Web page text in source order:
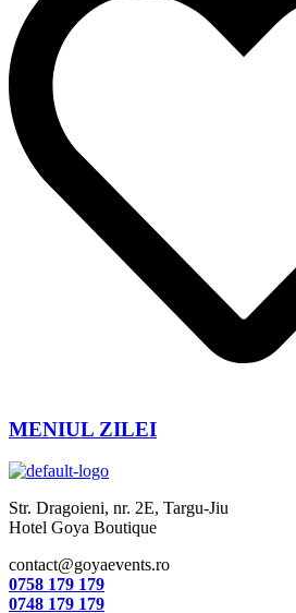
MENIUL ZILEI
Str. Dragoieni, nr. 2E, Targu-Jiu
Hotel Goya Boutique
contact@goyaevents.ro
0758 179 179
0748 179 179